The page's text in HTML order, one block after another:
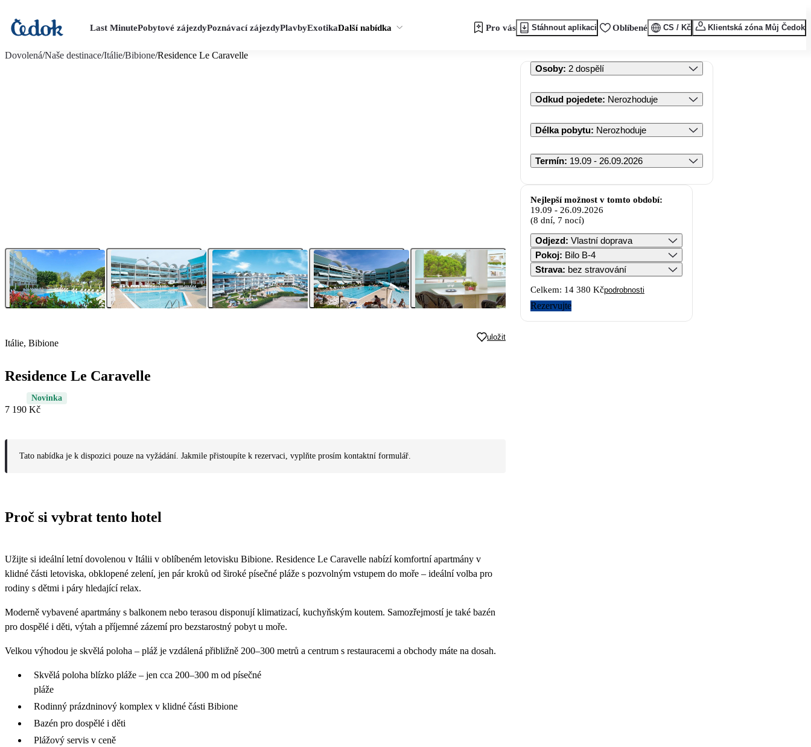
Last MinutePobytové zájezdyPoznávací zájezdyPlavbyExotikaDalší nabídka Pro vás Stáhnout aplikaci Oblíbené CS / Kč Klientská zóna Můj Čedok
Dovolená/Naše destinace/Itálie/Bibione/Residence Le Caravelle
Itálie, Bibione
uložit
Residence Le Caravelle
Novinka
7 190 Kč
Tato nabídka je k dispozici pouze na vyžádání. Jakmile přistoupíte k rezervaci, vyplňte prosím kontaktní formulář.
Proč si vybrat tento hotel
Užijte si ideální letní dovolenou v Itálii v oblíbeném letovisku Bibione. Residence Le Caravelle nabízí komfortní apartmány v
klidné části letoviska, obklopené zelení, jen pár kroků od široké písečné pláže s pozvolným vstupem do moře – ideální volba pro
rodiny s dětmi i páry hledající relax.
Moderně vybavené apartmány s balkonem nebo terasou disponují klimatizací, kuchyňským koutem. Samozřejmostí je také bazén
pro dospělé i děti, výtah a příjemné zázemí pro bezstarostný pobyt u moře.
Velkou výhodou je skvělá poloha – pláž je vzdálená přibližně 200–300 metrů a centrum s restauracemi a obchody máte na dosah.
Skvělá poloha blízko pláže – jen cca 200–300 m od písečné
pláže
Rodinný prázdninový komplex v klidné části Bibione
Bazén pro dospělé i děti
Plážový servis v ceně
Osoby: 2 dospělí
Odkud pojedete: Nerozhoduje
Délka pobytu: Nerozhoduje
Termín: 19.09 - 26.09.2026
Nejlepší možnost v tomto období:
19.09 - 26.09.2026
(8 dní, 7 nocí)
Odjezd: Vlastní doprava
Pokoj: Bilo B-4
Strava: bez stravování
Celkem: 14 380 Kčpodrobnosti
Rezervujte